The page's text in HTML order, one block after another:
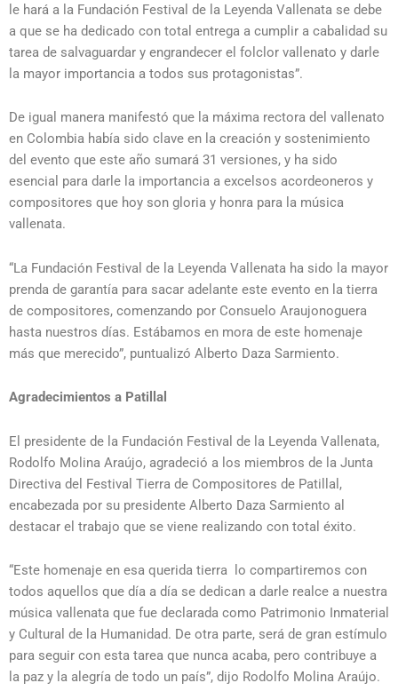
le hará a la Fundación Festival de la Leyenda Vallenata se debe
a que se ha dedicado con total entrega a cumplir a cabalidad su
tarea de salvaguardar y engrandecer el folclor vallenato y darle
la mayor importancia a todos sus protagonistas”.
De igual manera manifestó que la máxima rectora del vallenato
en Colombia había sido clave en la creación y sostenimiento
del evento que este año sumará 31 versiones, y ha sido
esencial para darle la importancia a excelsos acordeoneros y
compositores que hoy son gloria y honra para la música
vallenata.
“La Fundación Festival de la Leyenda Vallenata ha sido la mayor
prenda de garantía para sacar adelante este evento en la tierra
de compositores, comenzando por Consuelo Araujonoguera
hasta nuestros días. Estábamos en mora de este homenaje
más que merecido”, puntualizó Alberto Daza Sarmiento.
Agradecimientos a Patillal
El presidente de la Fundación Festival de la Leyenda Vallenata,
Rodolfo Molina Araújo, agradeció a los miembros de la Junta
Directiva del Festival Tierra de Compositores de Patillal,
encabezada por su presidente Alberto Daza Sarmiento al
destacar el trabajo que se viene realizando con total éxito.
“Este homenaje en esa querida tierra lo compartiremos con
todos aquellos que día a día se dedican a darle realce a nuestra
música vallenata que fue declarada como Patrimonio Inmaterial
y Cultural de la Humanidad. De otra parte, será de gran estímulo
para seguir con esta tarea que nunca acaba, pero contribuye a
la paz y la alegría de todo un país”, dijo Rodolfo Molina Araújo.